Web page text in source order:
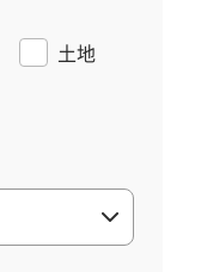
土地